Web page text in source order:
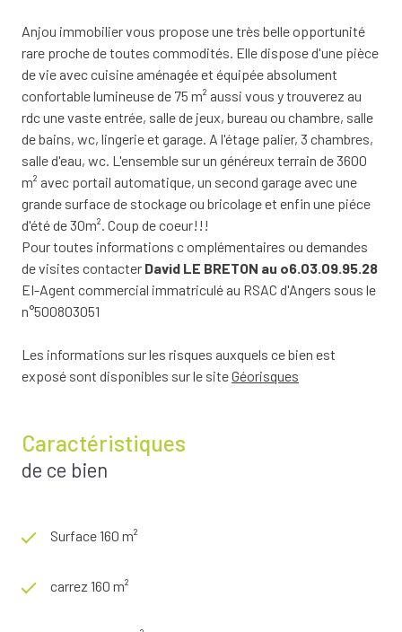
Anjou immobilier vous propose une très belle opportunité
rare proche de toutes commodités. Elle dispose d'une pièce
de vie avec cuisine aménagée et équipée absolument
confortable lumineuse de 75 m² aussi vous y trouverez au
rdc une vaste entrée, salle de jeux, bureau ou chambre, salle
de bains, wc, lingerie et garage. A l'étage palier, 3 chambres,
salle d'eau, wc. L'ensemble sur un généreux terrain de 3600
m² avec portail automatique, un second garage avec une
grande surface de stockage ou bricolage et enfin une piéce
d'été de 30m². Coup de coeur!!!
Pour toutes informations c omplémentaires ou demandes
de visites contacter David LE BRETON au o6.03.09.95.28
EI-Agent commercial immatriculé au RSAC d'Angers sous le
n°500803051
Les informations sur les risques auxquels ce bien est
exposé sont disponibles sur le siteGéorisques
Caractéristiques
de ce bien
Surface 160 m²
carrez 160 m²